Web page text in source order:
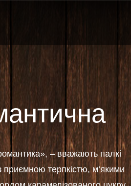
– вважають палкі
терпкістю, м’якими